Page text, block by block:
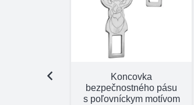
Koncovka
bezpečnostného pásu
s poľovníckym motívom